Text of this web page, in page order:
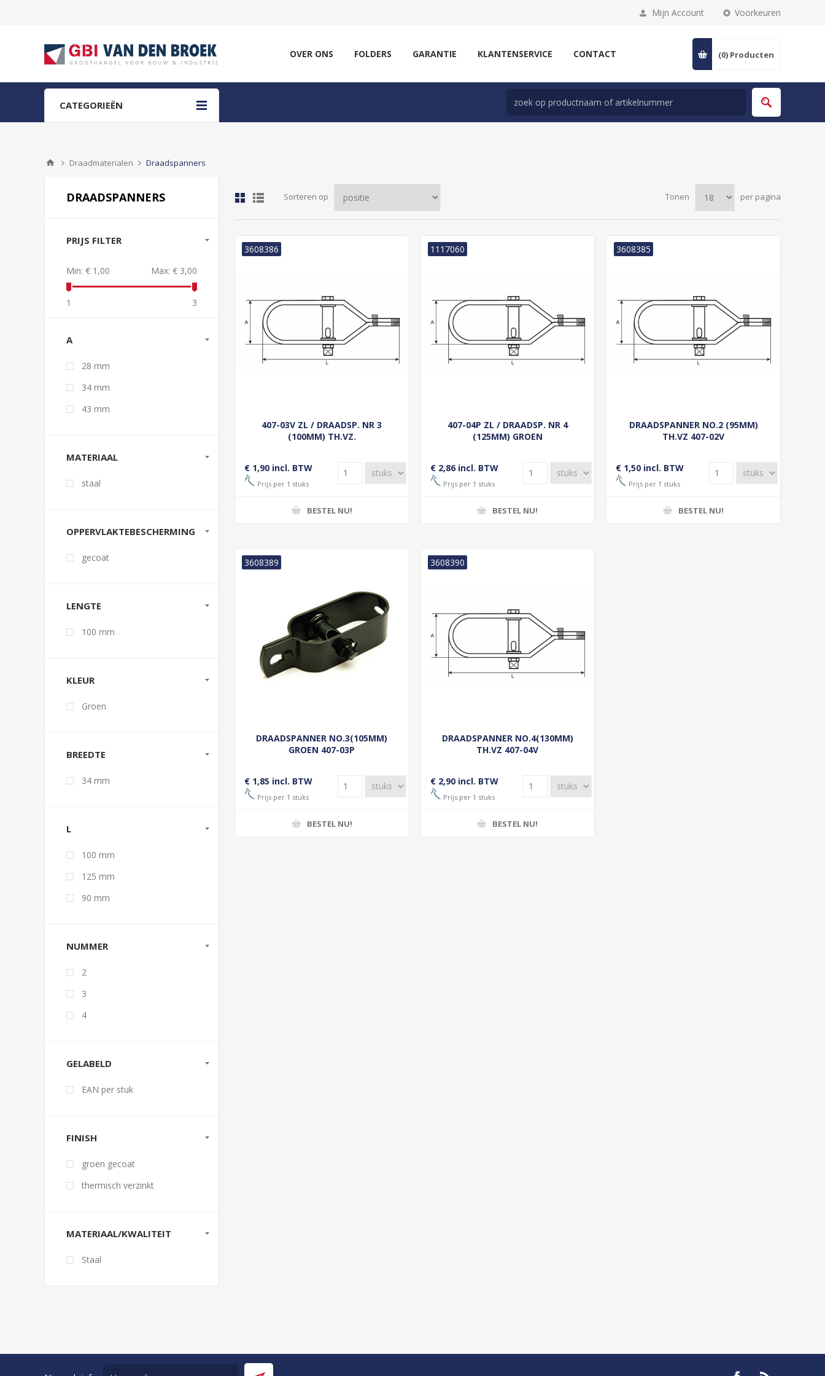
Voorkeuren
Mijn Account
OVER ONS FOLDERS GARANTIE KLANTENSERVICE CONTACT (0) Producten
CATEGORIEËN
Draadmaterialen Draadspanners
Sorteren op Tonen per pagina
407-03V ZL / DRAADSP. NR 3
(100MM) TH.VZ.
3608386
€ 1,90 incl. BTW
Prijs per 1 stuks
BESTEL NU!
407-04P ZL / DRAADSP. NR 4
(125MM) GROEN
1117060
€ 2,86 incl. BTW
Prijs per 1 stuks
BESTEL NU!
DRAADSPANNER NO.2 (95MM)
TH.VZ 407-02V
3608385
€ 1,50 incl. BTW
Prijs per 1 stuks
BESTEL NU!
DRAADSPANNER NO.3(105MM)
GROEN 407-03P
3608389
€ 1,85 incl. BTW
Prijs per 1 stuks
BESTEL NU!
DRAADSPANNER NO.4(130MM)
TH.VZ 407-04V
3608390
€ 2,90 incl. BTW
Prijs per 1 stuks
BESTEL NU!
DRAADSPANNERS
PRIJS FILTER
Min: € 1,00 Max: € 3,00
1 3
A
28 mm
34 mm
43 mm
MATERIAAL
staal
OPPERVLAKTEBESCHERMING
gecoat
LENGTE
100 mm
KLEUR
Groen
BREEDTE
34 mm
L
100 mm
125 mm
90 mm
NUMMER
2
3
4
GELABELD
EAN per stuk
FINISH
groen gecoat
thermisch verzinkt
MATERIAAL/KWALITEIT
Staal